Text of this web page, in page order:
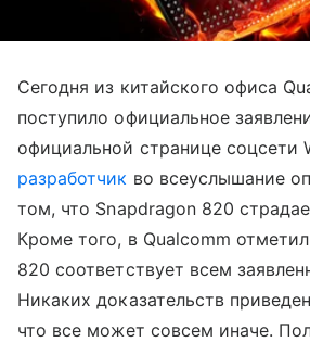
Сегодня из китайского офиса
поступило официальное
официальной странице соцсети
разработчик во всеуслышание
том, что Snapdragon 820
Кроме того, в Qualcomm
820 соответствует всем
Никаких доказательств
что все может совсем иначе.